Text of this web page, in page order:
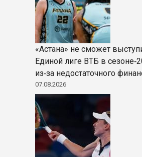
«Астана» не сможет
Единой лиге ВТБ в
из‑за недостаточного
07.08.2026